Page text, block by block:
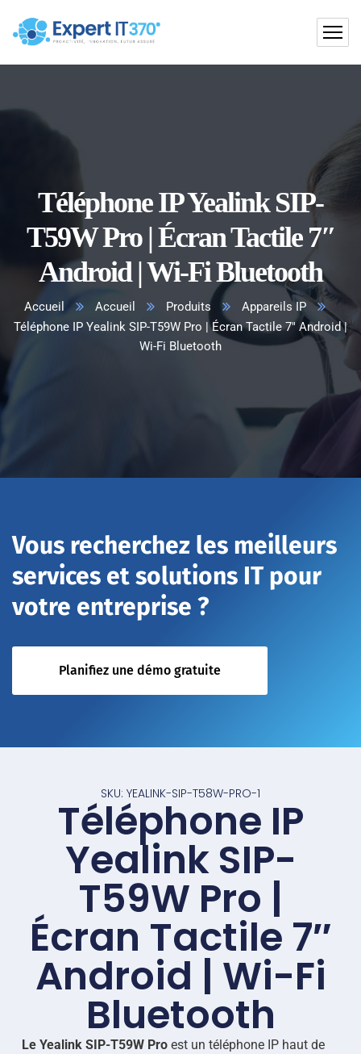
Téléphone IP Yealink SIP-
T59W Pro | Écran Tactile 7″
Android | Wi-Fi Bluetooth
Accueil Accueil Produits
Appareils IP
Téléphone IP Yealink SIP-T59W Pro | Écran Tactile 7″ Android |
Wi-Fi Bluetooth
Vous recherchez les meilleurs
services et solutions IT pour
votre entreprise ?
Planifiez une démo gratuite
SKU: YEALINK-SIP-T58W-PRO-1
Téléphone IP
Yealink SIP-
T59W Pro |
Écran Tactile 7″
Android | Wi-Fi
Bluetooth
Le Yealink SIP-T59W Proest un téléphone IP haut de